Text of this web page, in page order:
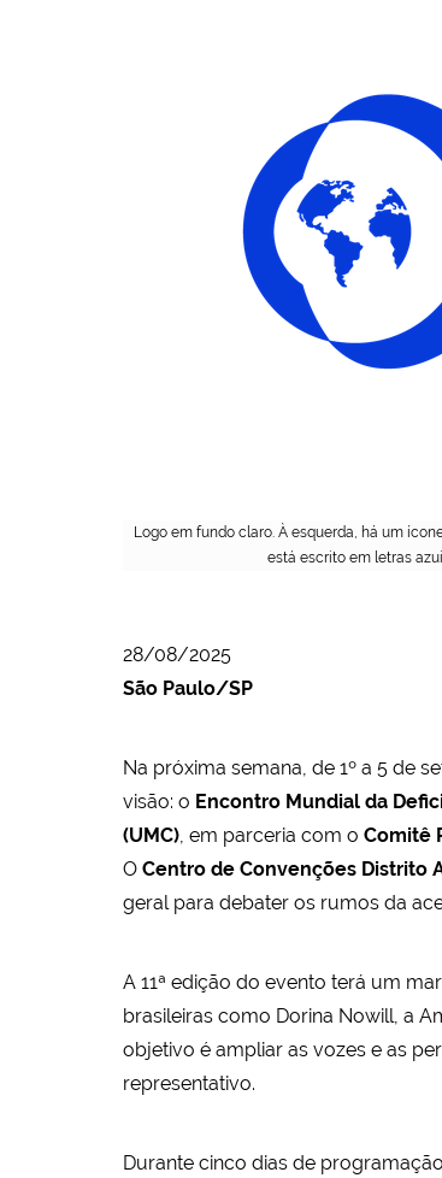
Logo em fundo claro. À esquerda, há um
está escrito em letras
28/08/2025
São Paulo/SP
Na próxima semana, de 1º a 5 de
visão: o Encontro Mundial da
(UMC), em parceria com o Comitê
O Centro de Convenções Distrito
geral para debater os rumos da
A 11ª edição do evento terá um
brasileiras como Dorina Nowill, a
objetivo é ampliar as vozes e as
representativo.
Durante cinco dias de